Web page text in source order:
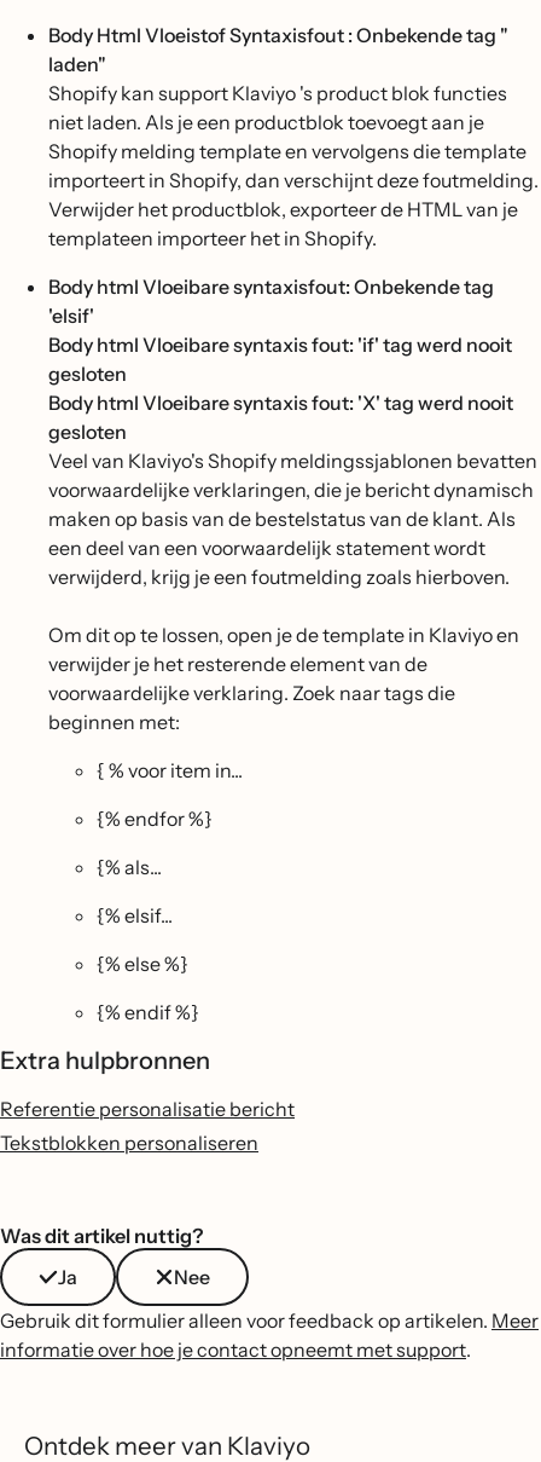
Body Html Vloeistof Syntaxisfout : Onbekende tag "
laden"
Shopify kan support Klaviyo 's product blok functies
niet laden. Als je een productblok toevoegt aan je
Shopify melding template en vervolgens die template
importeert in Shopify, dan verschijnt deze foutmelding.
Verwijder het productblok, exporteer de HTML van je
templateen importeer het in Shopify.
Body html Vloeibare syntaxisfout: Onbekende tag
'elsif'
Body html Vloeibare syntaxis fout: 'if' tag werd nooit
gesloten
Body html Vloeibare syntaxis fout: 'X' tag werd nooit
gesloten
Veel van Klaviyo's Shopify meldingssjablonen bevatten
voorwaardelijke verklaringen, die je bericht dynamisch
maken op basis van de bestelstatus van de klant. Als
een deel van een voorwaardelijk statement wordt
verwijderd, krijg je een foutmelding zoals hierboven.
Om dit op te lossen, open je de template in Klaviyo en
verwijder je het resterende element van de
voorwaardelijke verklaring. Zoek naar tags die
beginnen met:
{ % voor item in...
{% endfor %}
{% als...
{% elsif...
{% else %}
{% endif %}
Extra hulpbronnen
Referentie personalisatie bericht
Tekstblokken personaliseren
Was dit artikel nuttig?
Ja
Nee
Gebruik dit formulier alleen voor feedback op artikelen. Meer
informatie over hoe je contact opneemt met support.
Ontdek meer van Klaviyo